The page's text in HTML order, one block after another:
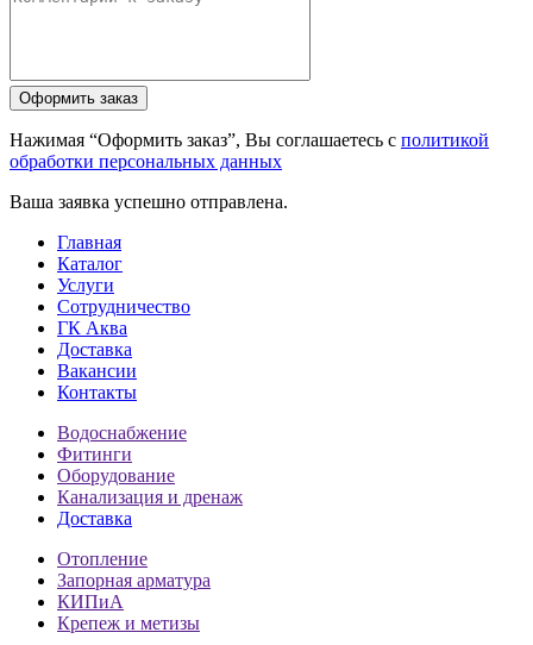
Нажимая “Оформить заказ”, Вы соглашаетесь с политикой
обработки персональных данных
Ваша заявка успешно отправлена.
Главная
Каталог
Услуги
Сотрудничество
ГК Аква
Доставка
Вакансии
Контакты
Водоснабжение
Фитинги
Оборудование
Канализация и дренаж
Доставка
Отопление
Запорная арматура
КИПиА
Крепеж и метизы